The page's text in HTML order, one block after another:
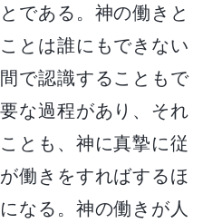
である。神の働きと
とは誰にもできない
で認識することもで
な過程があり、それ
とも、神に真摯に従
働きをすればするほ
なる。神の働きが人